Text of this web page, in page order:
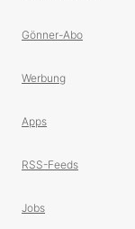
Gönner-Abo
Werbung
Apps
RSS-Feeds
Jobs